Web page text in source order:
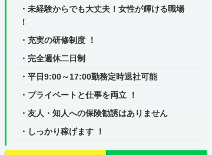
・未経験からでも大丈夫！女性が輝ける職場
！
・充実の研修制度 ！
・完全週休二日制
・平日9:00～17:00勤務定時退社可能
・プライベートと仕事を両立 ！
・友人・知人への保険勧誘はありません
・しっかり稼げます ！